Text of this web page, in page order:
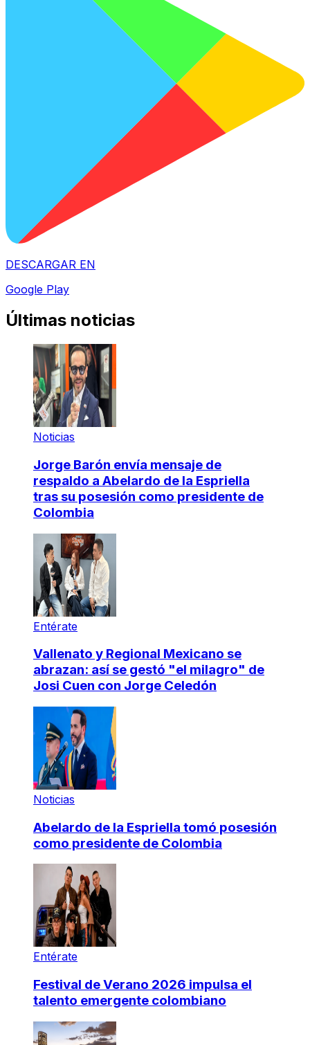
DESCARGAR EN
Google Play
Últimas noticias
Noticias
Jorge Barón envía mensaje de
respaldo a Abelardo de la Espriella
tras su posesión como presidente de
Colombia
Entérate
Vallenato y Regional Mexicano se
abrazan: así se gestó "el milagro" de
Josi Cuen con Jorge Celedón
Noticias
Abelardo de la Espriella tomó posesión
como presidente de Colombia
Entérate
Festival de Verano 2026 impulsa el
talento emergente colombiano